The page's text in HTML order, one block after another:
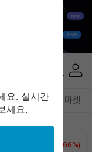
테크 경제 마켓
(+0.53%)
(+0.04%)
(+1.18%)
₩1,408 (+0.01%)
₩1,456(+0.66%)
요. 실시간
세요.